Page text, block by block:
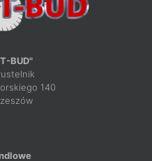
BUD"
140